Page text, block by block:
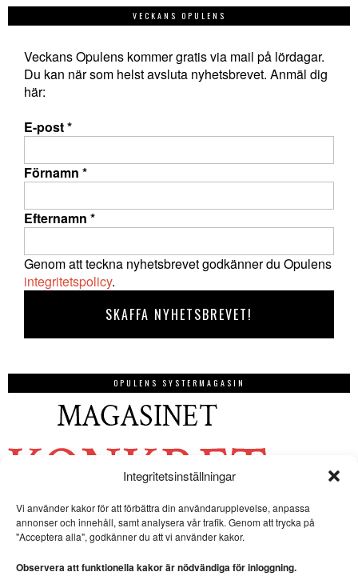
Integritetsinställningar
Vi använder kakor för att förbättra din användarupplevelse, anpassa
annonser och innehåll, samt analysera vår trafik. Genom att trycka på
"Acceptera alla", godkänner du att vi använder kakor.
Observera att funktionella kakor är nödvändiga för inloggning.
VECKANS OPULENS
Veckans Opulens kommer gratis via mail på lördagar.
Du kan när som helst avsluta nyhetsbrevet. Anmäl dig
här:
E-post*
Förnamn *
Efternamn *
Genom att teckna nyhetsbrevet godkänner du Opulens
integritetspolicy.
OPULENS SYSTERMAGASIN